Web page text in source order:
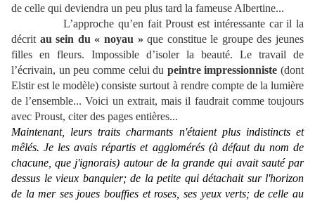
de celle qui deviendra un peu plus tard la fameuse Albertine...
L’approche qu’en fait Proust est intéressante car il la
décrit au sein du « noyau » que constitue le groupe des jeunes
filles en fleurs. Impossible d’isoler la beauté. Le travail de
l’écrivain, un peu comme celui du peintre impressionniste (dont
Elstir est le modèle) consiste surtout à rendre compte de la lumière
de l’ensemble... Voici un extrait, mais il faudrait comme toujours
avec Proust, citer des pages entières...
Maintenant, leurs traits charmants n'étaient plus indistincts et
mêlés. Je les avais répartis et agglomérés (à défaut du nom de
chacune, que j'ignorais) autour de la grande qui avait sauté par
dessus le vieux banquier; de la petite qui détachait sur l'horizon
de la mer ses joues bouffies et roses, ses yeux verts; de celle au